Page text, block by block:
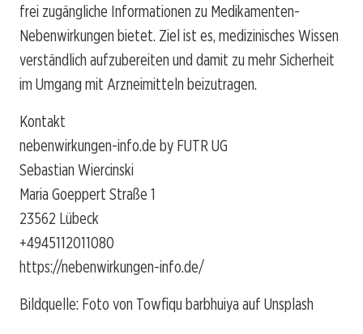
frei zugängliche Informationen zu Medikamenten-
Nebenwirkungen bietet. Ziel ist es, medizinisches Wissen
verständlich aufzubereiten und damit zu mehr Sicherheit
im Umgang mit Arzneimitteln beizutragen.
Kontakt
nebenwirkungen-info.de by FUTR UG
Sebastian Wiercinski
Maria Goeppert Straße 1
23562 Lübeck
+4945112011080
https://nebenwirkungen-info.de/
Bildquelle: Foto von Towfiqu barbhuiya auf Unsplash